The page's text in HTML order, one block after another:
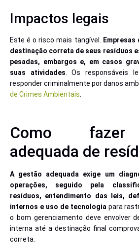
Impactos legais
Este é o risco mais tangível.
Empresas
destinação correta de seus resíduos
pesadas, embargos e, em casos
suas atividades . Os responsáveis
responder criminalmente por danos
de Crimes Ambientais
Como fazer
adequada de
A gestão adequada exige um
operações, seguido pela
resíduos, entendimento das leis,
internos e uso de tecnologia para
o bom gerenciamento deve envolver
interna até a destinação final
correta.